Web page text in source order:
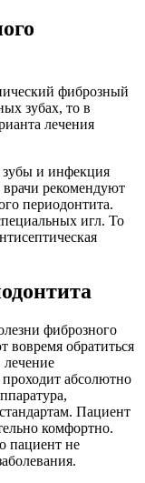
фиброзный
зубах, то в
лечения
зубы и инфекция
врачи рекомендуют
периодонтита.
игл. То
фиброзного
вовремя обратиться
лечение
абсолютно
Пациент
комфортно.
пациент не